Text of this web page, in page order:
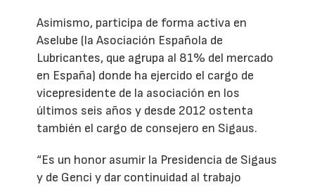
Asimismo, participa de forma activa en
Aselube (la Asociación Española de
Lubricantes, que agrupa al 81% del mercado
en España) donde ha ejercido el cargo de
vicepresidente de la asociación en los
últimos seis años y desde 2012 ostenta
también el cargo de consejero en Sigaus.
“Es un honor asumir la Presidencia de Sigaus
y de Genci y dar continuidad al trabajo